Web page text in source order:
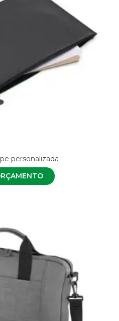
personalizada